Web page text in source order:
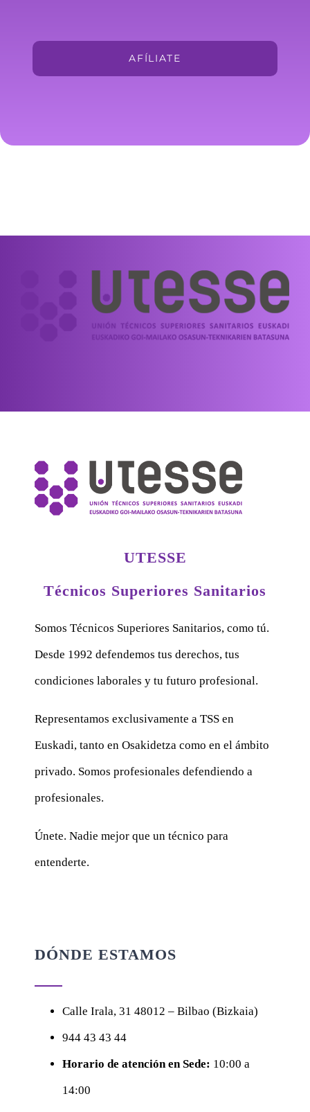
AFÍLIATE
UTESSE
Técnicos Superiores Sanitarios
Somos Técnicos Superiores Sanitarios, como tú.
Desde 1992 defendemos tus derechos, tus
condiciones laborales y tu futuro profesional.
Representamos exclusivamente a TSS en
Euskadi, tanto en Osakidetza como en el ámbito
privado. Somos profesionales defendiendo a
profesionales.
Únete. Nadie mejor que un técnico para
entenderte.
DÓNDE ESTAMOS
Calle Irala, 31 48012 – Bilbao (Bizkaia)
944 43 43 44
Horario de atención en Sede: 10:00 a
14:00